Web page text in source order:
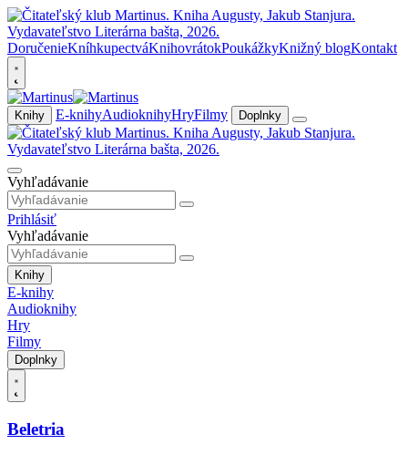
DoručenieKníhkupectváKnihovrátokPoukážkyKnižný blogKontakt
Knihy E-knihyAudioknihyHryFilmy Doplnky
Vyhľadávanie
Prihlásiť
Vyhľadávanie
Knihy
E-knihy
Audioknihy
Hry
Filmy
Doplnky
Beletria